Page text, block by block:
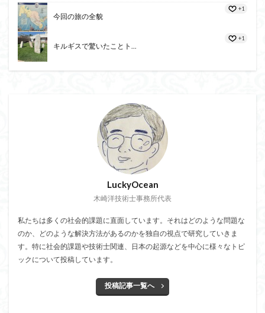
今回の旅の全貌
+1
キルギスで驚いたことト...
+1
LuckyOcean
木崎洋技術士事務所代表
私たちは多くの社会的課題に直面しています。それはどのような問題な
のか、どのような解決方法があるのかを独自の視点で研究していきま
す。特に社会的課題や技術士関連、日本の起源などを中心に様々なトピ
ックについて投稿しています。
投稿記事一覧へ